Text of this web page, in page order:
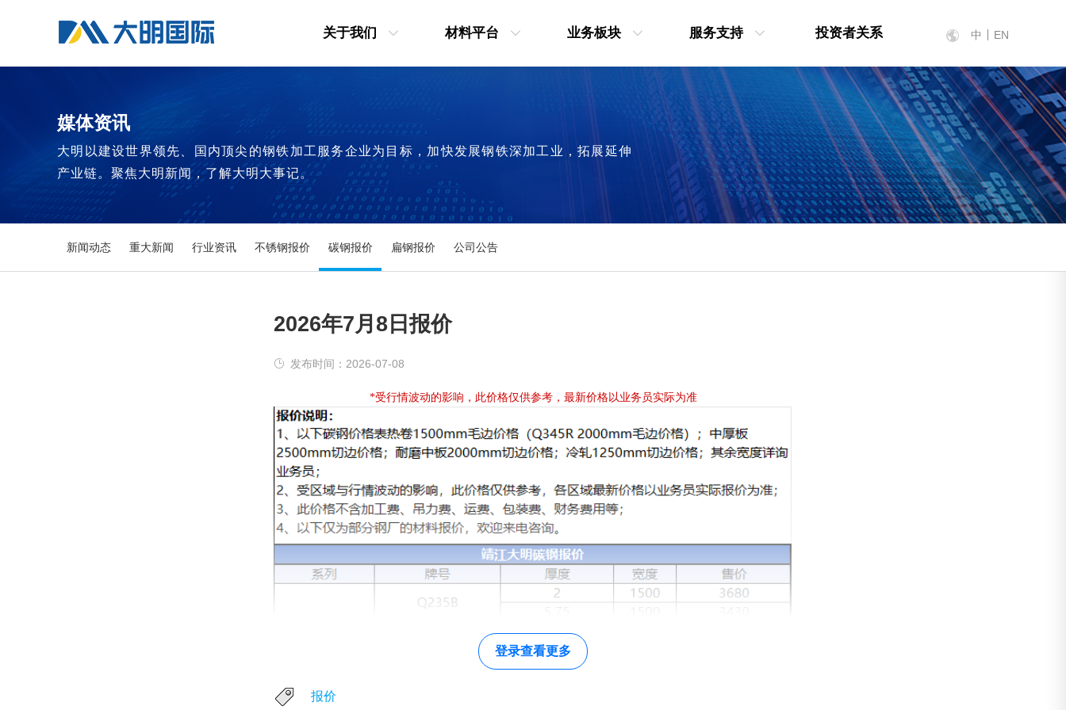
中 EN
关于我们 材料平台 业务板块 服务支持 投资者关系
媒体资讯
大明以建设世界领先、国内顶尖的钢铁加工服务企业为目标，加快发展钢铁深加工业，拓展延伸
产业链。聚焦大明新闻，了解大明大事记。
新闻动态 重大新闻 行业资讯 不锈钢报价 碳钢报价 扁钢报价 公司公告
2026年7月8日报价
发布时间：2026-07-08
*受行情波动的影响，此价格仅供参考，最新价格以业务员实际为准
登录查看更多
报价